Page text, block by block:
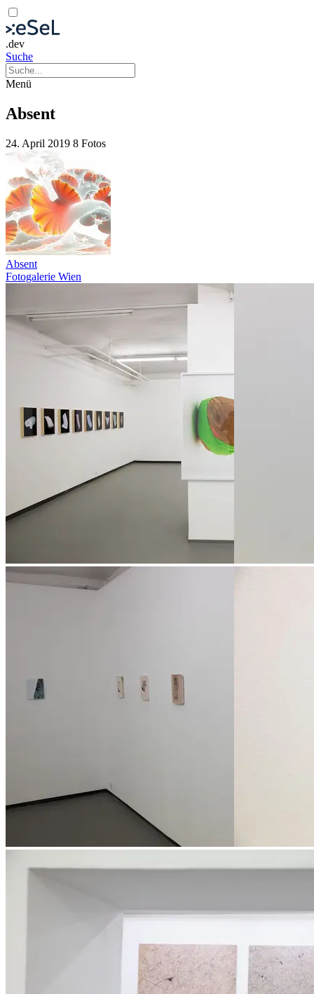
.dev
Suche
Menü
Absent
24. April 2019 8 Fotos
Absent
Fotogalerie Wien